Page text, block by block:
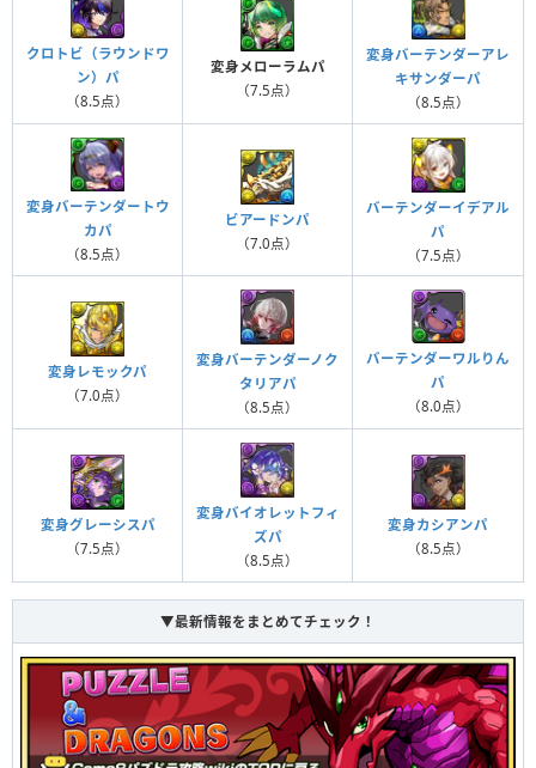
クロトビ（ラウンドワ
ン）パ
（8.5点）
変身メローラムパ
（7.5点）
変身バーテンダーアレ
キサンダーパ
（8.5点）
変身バーテンダートウ
カパ
（8.5点）
ビアードンパ
（7.0点）
バーテンダーイデアル
パ
（7.5点）
変身レモックパ
（7.0点）
変身バーテンダーノク
タリアパ
（8.5点）
バーテンダーワルりん
パ
（8.0点）
変身グレーシスパ
（7.5点）
変身バイオレットフィ
ズパ
（8.5点）
変身カシアンパ
（8.5点）
▼最新情報をまとめてチェック！